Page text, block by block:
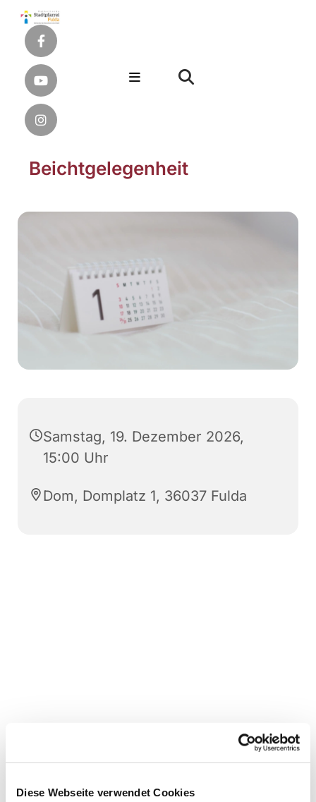
Diese Webseite verwendet Cookies
Beichtgelegenheit
Samstag, 19. Dezember 2026,
15:00 Uhr
Dom, Domplatz 1, 36037 Fulda